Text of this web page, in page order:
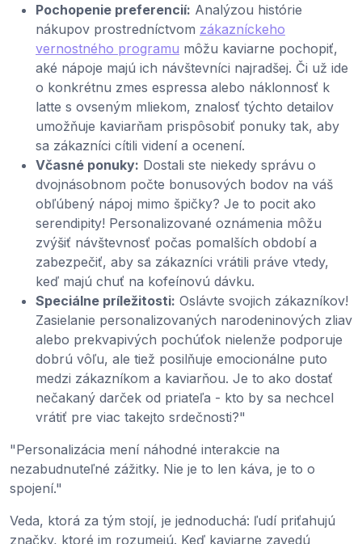
Pochopenie preferencií: Analýzou histórie
nákupov prostredníctvom zákazníckeho
vernostného programu môžu kaviarne pochopiť,
aké nápoje majú ich návštevníci najradšej. Či už ide
o konkrétnu zmes espressa alebo náklonnosť k
latte s ovseným mliekom, znalosť týchto detailov
umožňuje kaviarňam prispôsobiť ponuky tak, aby
sa zákazníci cítili videní a ocenení.
Včasné ponuky: Dostali ste niekedy správu o
dvojnásobnom počte bonusových bodov na váš
obľúbený nápoj mimo špičky? Je to pocit ako
serendipity! Personalizované oznámenia môžu
zvýšiť návštevnosť počas pomalších období a
zabezpečiť, aby sa zákazníci vrátili práve vtedy,
keď majú chuť na kofeínovú dávku.
Speciálne príležitosti: Oslávte svojich zákazníkov!
Zasielanie personalizovaných narodeninových zliav
alebo prekvapivých pochúťok nielenže podporuje
dobrú vôľu, ale tiež posilňuje emocionálne puto
medzi zákazníkom a kaviarňou. Je to ako dostať
nečakaný darček od priateľa - kto by sa nechcel
vrátiť pre viac takejto srdečnosti?"
"Personalizácia mení náhodné interakcie na
nezabudnuteľné zážitky. Nie je to len káva, je to o
spojení."
Veda, ktorá za tým stojí, je jednoduchá: ľudí priťahujú
značky, ktoré im rozumejú. Keď kaviarne zavedú